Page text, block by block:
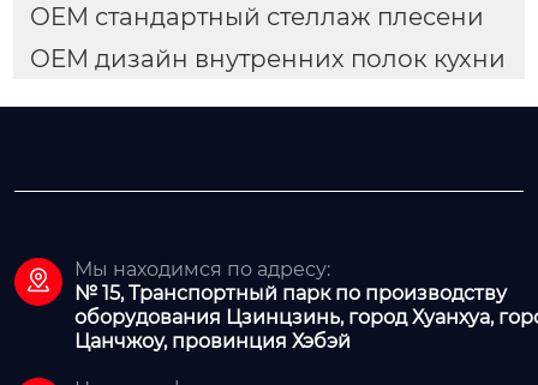
OEM стандартный стеллаж плесени
OEM дизайн внутренних полок кухни

Мы находимся по адресу:
№ 15, Транспортный парк по производству
оборудования Цзинцзинь, город Хуанхуа,
Цанчжоу, провинция Хэбэй